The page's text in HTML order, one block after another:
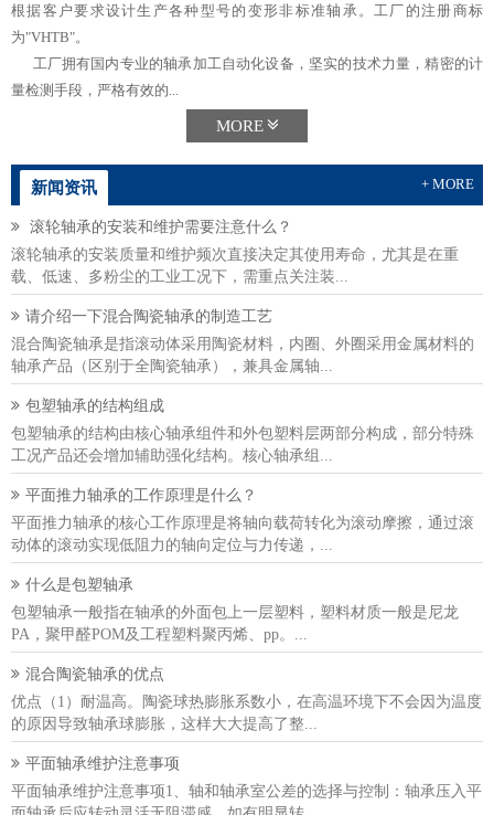
根据客户要求设计生产各种型号的变形非标准轴承。工厂的注册商标
为"VHTB"。
工厂拥有国内专业的轴承加工自动化设备，坚实的技术力量，精密的计
量检测手段，严格有效的...
MORE
新闻资讯 + MORE
滚轮轴承的安装和维护需要注意什么？
滚轮轴承的安装质量和维护频次直接决定其使用寿命，尤其是在重
载、低速、多粉尘的工业工况下，需重点关注装...
请介绍一下混合陶瓷轴承的制造工艺
混合陶瓷轴承是指滚动体采用陶瓷材料，内圈、外圈采用金属材料的
轴承产品（区别于全陶瓷轴承），兼具金属轴...
包塑轴承的结构组成
包塑轴承的结构由核心轴承组件和外包塑料层两部分构成，部分特殊
工况产品还会增加辅助强化结构。核心轴承组...
平面推力轴承的工作原理是什么？
平面推力轴承的核心工作原理是将轴向载荷转化为滚动摩擦，通过滚
动体的滚动实现低阻力的轴向定位与力传递，...
什么是包塑轴承
包塑轴承一般指在轴承的外面包上一层塑料，塑料材质一般是尼龙
PA，聚甲醛POM及工程塑料聚丙烯、pp。...
混合陶瓷轴承的优点
优点（1）耐温高。陶瓷球热膨胀系数小，在高温环境下不会因为温度
的原因导致轴承球膨胀，这样大大提高了整...
平面轴承维护注意事项
平面轴承维护注意事项1、轴和轴承室公差的选择与控制：轴承压入平